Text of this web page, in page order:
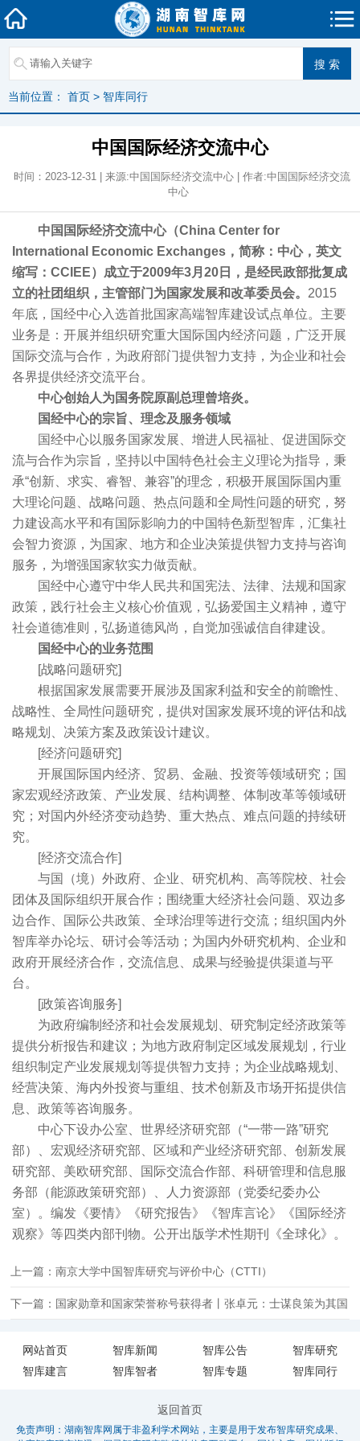
当前位置： 首页 > 智库同行
中国国际经济交流中心
时间：2023-12-31 | 来源:中国国际经济交流中心 | 作者:中国国际经济交流
中心
中国国际经济交流中心（China Center for
International Economic Exchanges，简称：中心，英文
缩写：CCIEE）成立于2009年3月20日，是经民政部批复成
立的社团组织，主管部门为国家发展和改革委员会。 2015
年底，国经中心入选首批国家高端智库建设试点单位。主要
业务是：开展并组织研究重大国际国内经济问题，广泛开展
国际交流与合作，为政府部门提供智力支持，为企业和社会
各界提供经济交流平台。
中心创始人为国务院原副总理曾培炎。
国经中心的宗旨、理念及服务领域
国经中心以服务国家发展、增进人民福祉、促进国际交
流与合作为宗旨，坚持以中国特色社会主义理论为指导，秉
承“创新、求实、睿智、兼容”的理念，积极开展国际国内重
大理论问题、战略问题、热点问题和全局性问题的研究，努
力建设高水平和有国际影响力的中国特色新型智库，汇集社
会智力资源，为国家、地方和企业决策提供智力支持与咨询
服务，为增强国家软实力做贡献。
国经中心遵守中华人民共和国宪法、法律、法规和国家
政策，践行社会主义核心价值观，弘扬爱国主义精神，遵守
社会道德准则，弘扬道德风尚，自觉加强诚信自律建设。
国经中心的业务范围
[战略问题研究]
根据国家发展需要开展涉及国家利益和安全的前瞻性、
战略性、全局性问题研究，提供对国家发展环境的评估和战
略规划、决策方案及政策设计建议。
[经济问题研究]
开展国际国内经济、贸易、金融、投资等领域研究；国
家宏观经济政策、产业发展、结构调整、体制改革等领域研
究；对国内外经济变动趋势、重大热点、难点问题的持续研
究。
[经济交流合作]
与国（境）外政府、企业、研究机构、高等院校、社会
团体及国际组织开展合作；围绕重大经济社会问题、双边多
边合作、国际公共政策、全球治理等进行交流；组织国内外
智库举办论坛、研讨会等活动；为国内外研究机构、企业和
政府开展经济合作，交流信息、成果与经验提供渠道与平
台。
[政策咨询服务]
为政府编制经济和社会发展规划、研究制定经济政策等
提供分析报告和建议；为地方政府制定区域发展规划，行业
组织制定产业发展规划等提供智力支持；为企业战略规划、
经营决策、海内外投资与重组、技术创新及市场开拓提供信
息、政策等咨询服务。
中心下设办公室、世界经济研究部（“一带一路”研究
部）、宏观经济研究部、区域和产业经济研究部、创新发展
研究部、美欧研究部、国际交流合作部、科研管理和信息服
务部（能源政策研究部）、人力资源部（党委纪委办公
室）。编发《要情》《研究报告》《智库言论》《国际经济
观察》等四类内部刊物。公开出版学术性期刊《全球化》。
上一篇：南京大学中国智库研究与评价中心（CTTI）
下一篇：国家勋章和国家荣誉称号获得者丨张卓元：士谋良策为其国
网站首页 智库新闻 智库公告
智库研究
智库建言
智库智者 智库专题 智库同行
返回首页
免责声明：湖南智库网属于非盈利学术网站，主要是用于发布智库研究成果、